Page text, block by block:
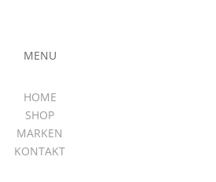
MENU
HOME
SHOP
MARKEN
KONTAKT